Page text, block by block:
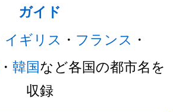
ガイド
イギリス ・ フランス ・
・ 韓国など各国の都市名を
収録